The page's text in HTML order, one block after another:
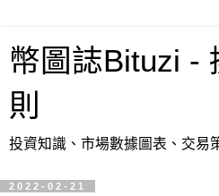
幣圖誌Bituzi -
則
投資知識、市場數據圖表、交易
2022-02-21